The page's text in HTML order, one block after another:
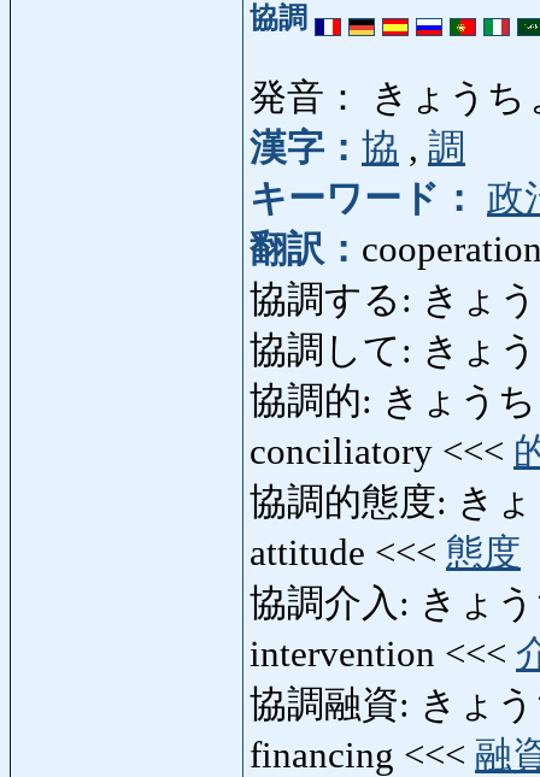
協調
発音： きょうち
漢字： 協 , 調
キーワード： 政
翻訳：
協調する: きょ
協調して: きょ
協調的: きょうち
conciliatory <<<
協調的態度: き
attitude <<< 態度
協調介入: きょ
intervention <<<
協調融資: きょ
financing <<< 融